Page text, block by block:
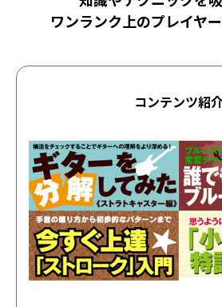
ワンランク上のプレイヤ
コンテンツ紹